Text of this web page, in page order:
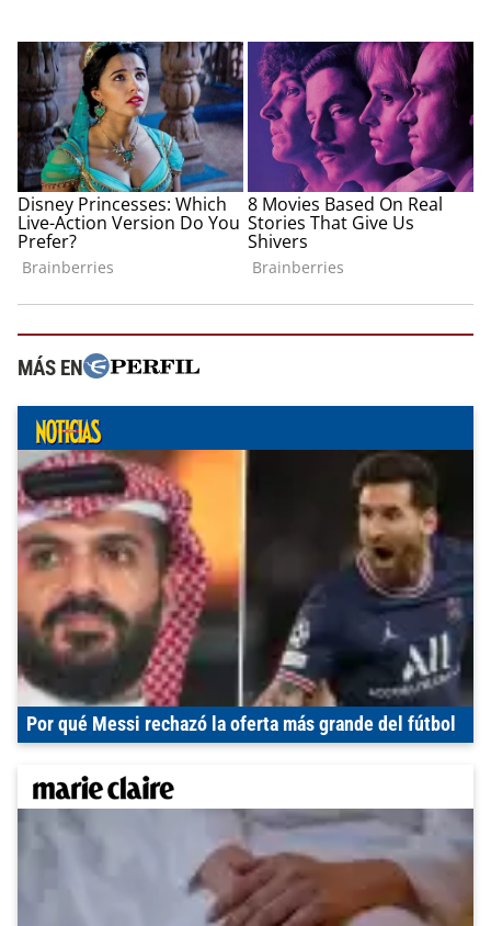
MÁS EN
Por qué Messi rechazó la oferta más grande del fútbol